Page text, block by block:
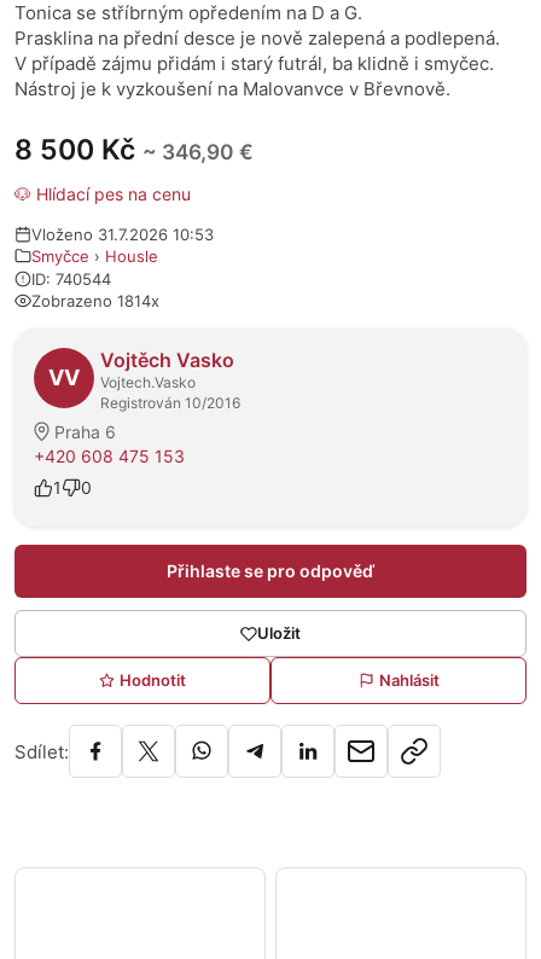
8 500 Kč ~ 346,90 €
🐶 Hlídací pes na cenu
Vloženo 31.7.2026 10:53
Smyčce › Housle
ID: 740544
Zobrazeno 1814x
O prodejci
VV
Vojtěch Vasko
Vojtech.Vasko
Registrován 10/2016
Praha 6
+420 608 475 153
1
0
Přihlaste se pro odpověď
Uložit
Hodnotit Nahlásit
Sdílet:
Tonica se stříbrným opředením na D a G.
Prasklina na přední desce je nově zalepená a podlepená.
V případě zájmu přidám i starý futrál, ba klidně i smyčec.
Nástroj je k vyzkoušení na Malovanvce v Břevnově.